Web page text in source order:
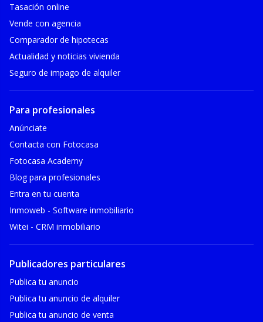
Tasación online
Vende con agencia
Comparador de hipotecas
Actualidad y noticias vivienda
Seguro de impago de alquiler
Para profesionales
Anúnciate
Contacta con Fotocasa
Fotocasa Academy
Blog para profesionales
Entra en tu cuenta
Inmoweb - Software inmobiliario
Witei - CRM inmobiliario
Publicadores particulares
Publica tu anuncio
Publica tu anuncio de alquiler
Publica tu anuncio de venta